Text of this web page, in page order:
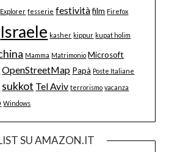
Explorer fesserie festività film Firefox
Israele kasher kippur kupat holim
Mamma Matrimonio Microsoft
OpenStreetMap Papà Poste Italiane
sukkot Tel Aviv terrorismo vacanza
Windows
SU AMAZON.IT